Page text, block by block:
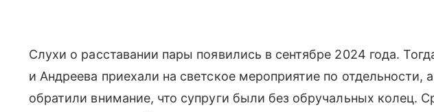
Слухи о расставании пары появились в сентябре 2024 года.
и Андреева приехали на светское мероприятие по отдельности,
обратили внимание, что супруги были без обручальных колец.